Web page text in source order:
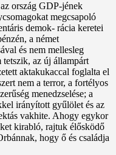
ország GDP-jének
megcsapoló
demok- rácia keretei
a német
és nem mellesleg
tetszik, az új állampárt
aktakukaccal foglalta el
nem a terror, a fortélyos
menedzselése; a
irányított gyűlölet és az
vakhite. Ahogy egykor
kirabló, rajtuk élősködő
hogy ő és családja